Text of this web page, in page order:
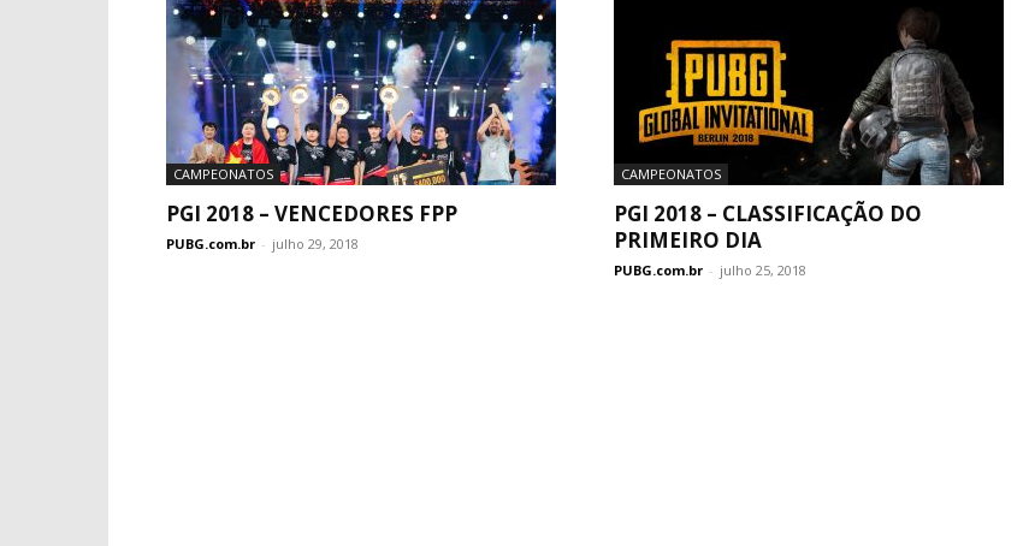
CAMPEONATOS
PGI 2018 – VENCEDORES FPP
PUBG.com.br - julho 29, 2018
CAMPEONATOS
PGI 2018 – CLASSIFICAÇÃO DO
PRIMEIRO DIA
PUBG.com.br - julho 25, 2018